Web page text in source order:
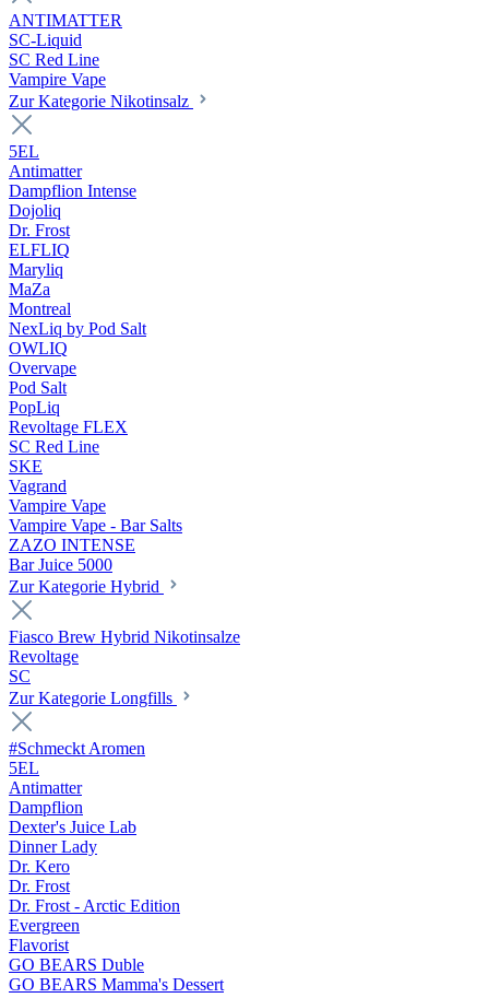
ANTIMATTER
SC-Liquid
SC Red Line
Vampire Vape
Zur Kategorie Nikotinsalz
5EL
Antimatter
Dampflion Intense
Dojoliq
Dr. Frost
ELFLIQ
Maryliq
MaZa
Montreal
NexLiq by Pod Salt
OWLIQ
Overvape
Pod Salt
PopLiq
Revoltage FLEX
SC Red Line
SKE
Vagrand
Vampire Vape
Vampire Vape - Bar Salts
ZAZO INTENSE
Bar Juice 5000
Zur Kategorie Hybrid
Fiasco Brew Hybrid Nikotinsalze
Revoltage
SC
Zur Kategorie Longfills
#Schmeckt Aromen
5EL
Antimatter
Dampflion
Dexter's Juice Lab
Dinner Lady
Dr. Kero
Dr. Frost
Dr. Frost - Arctic Edition
Evergreen
Flavorist
GO BEARS Duble
GO BEARS Mamma's Dessert